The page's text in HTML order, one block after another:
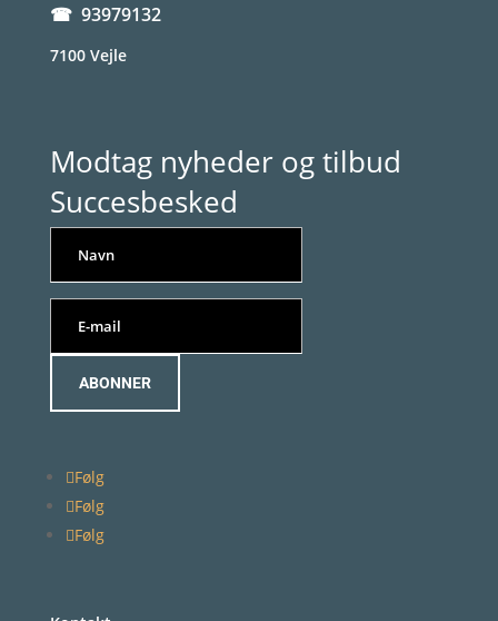
☎ 93979132
7100 Vejle
Modtag nyheder og tilbud
Succesbesked
ABONNER
Følg
Følg
Følg